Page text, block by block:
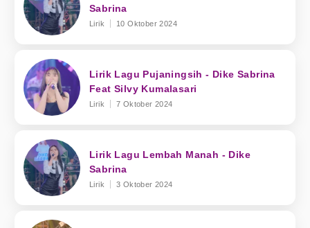
Sabrina
Lirik 10 Oktober 2024
Lirik Lagu Pujaningsih - Dike Sabrina
Feat Silvy Kumalasari
Lirik 7 Oktober 2024
Lirik Lagu Lembah Manah - Dike
Sabrina
Lirik 3 Oktober 2024